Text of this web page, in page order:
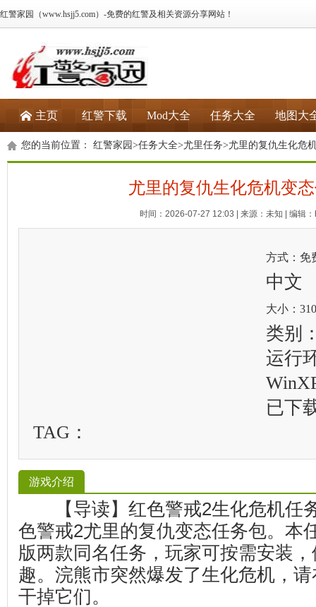
红警家园（www.hsjj5.com）-免费的红警及相关资源分享网站！
主页 红警下载 Mod大全 任务大全 地图大
您的当前位置： 红警家园 >任务大全>尤里任务>尤里的复仇生化危
尤里的复仇生化危机变
时间：2026-07-27 12:03 | 来源：未知 | 编辑
方式：免
中文
大小：
类别
运行
已下
TAG：
游戏介绍
【导读】红色警戒2生化危机任
色警戒2尤里的复仇变态任务包。本
版两款同名任务，玩家可按需安装
趣。浣熊市突然爆发了生化危机，
干掉它们。